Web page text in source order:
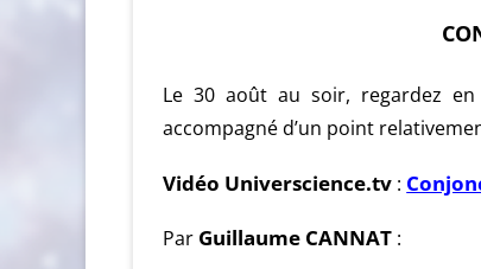
Le 30 août au soir, regardez
accompagné d’un point
Vidéo Universcience.tv :
Par Guillaume CANNAT :